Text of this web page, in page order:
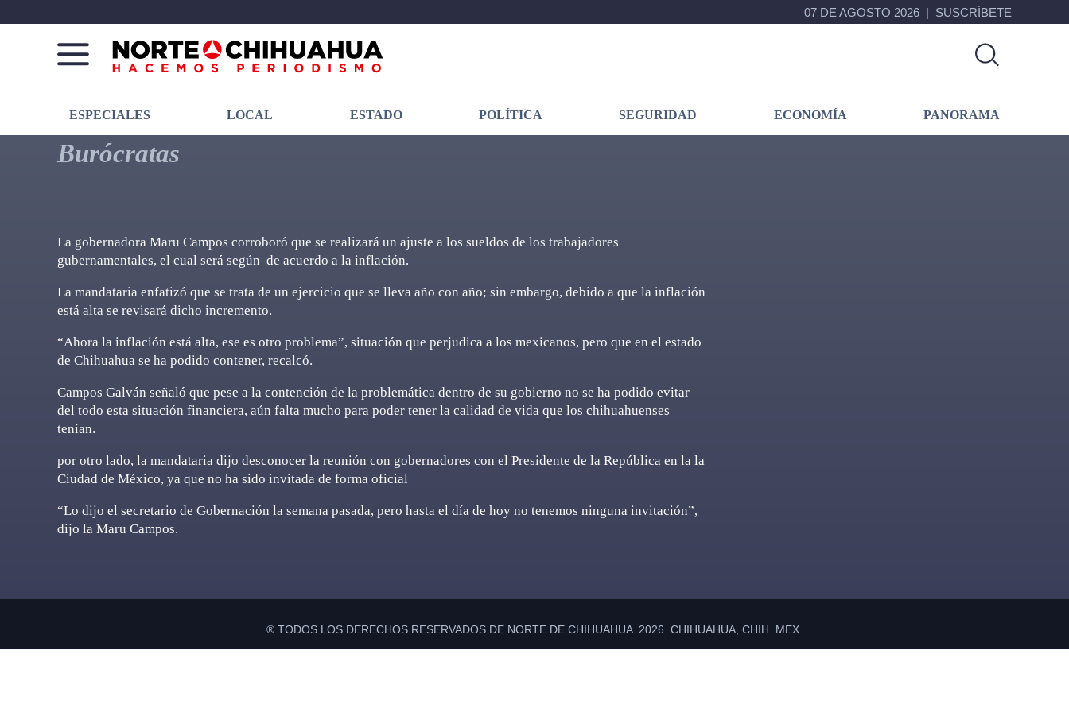
07 DE AGOSTO 2026 SUSCRÍBETE
Norte
De
Chihuahua
Más
que
noticias,
hacemos periodismo
ESPECIALES LOCAL ESTADO POLÍTICA SEGURIDAD ECONOMÍA PANORAMA
Burócratas
La gobernadora Maru Campos corroboró que se realizará un ajuste a los sueldos de los trabajadores
gubernamentales, el cual será según de acuerdo a la inflación.
La mandataria enfatizó que se trata de un ejercicio que se lleva año con año; sin embargo, debido a que la inflación
está alta se revisará dicho incremento.
“Ahora la inflación está alta, ese es otro problema”, situación que perjudica a los mexicanos, pero que en el estado
de Chihuahua se ha podido contener, recalcó.
Campos Galván señaló que pese a la contención de la problemática dentro de su gobierno no se ha podido evitar
del todo esta situación financiera, aún falta mucho para poder tener la calidad de vida que los chihuahuenses
tenían.
por otro lado, la mandataria dijo desconocer la reunión con gobernadores con el Presidente de la República en la la
Ciudad de México, ya que no ha sido invitada de forma oficial
“Lo dijo el secretario de Gobernación la semana pasada, pero hasta el día de hoy no tenemos ninguna invitación”,
dijo la Maru Campos.
® TODOS LOS DERECHOS RESERVADOS DE NORTE DE CHIHUAHUA 2026 CHIHUAHUA, CHIH. MEX.